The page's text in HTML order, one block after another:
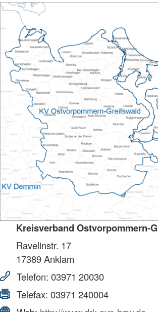
Kreisverband Ostvorpommern-
Ravelinstr. 17
17389Anklam
Telefon: 03971 20030
Telefax: 03971 240004